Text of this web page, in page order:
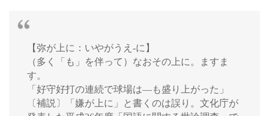
【弥が上に：いやがうえ‐に】
（多く「も」を伴って）なおその上に。ますま
す。
「好守好打の連続で球場は―も盛り上がった」
〔補説〕「嫌が上に」と書くのは誤り。文化庁が